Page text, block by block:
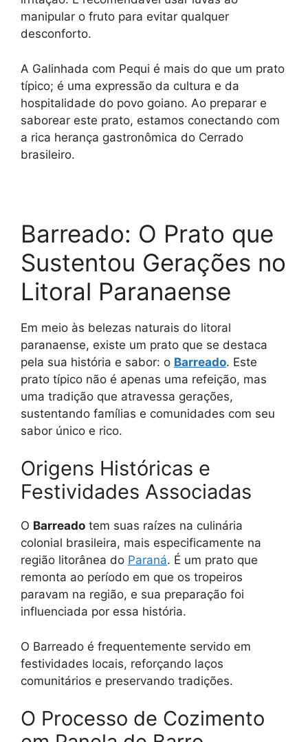
manipular o fruto para evitar qualquer
desconforto.
A Galinhada com Pequi é mais do que um prato
típico; é uma expressão da cultura e da
hospitalidade do povo goiano. Ao preparar e
saborear este prato, estamos conectando com
a rica herança gastronômica do Cerrado
brasileiro.
Barreado: O Prato que
Sustentou Gerações no
Litoral Paranaense
Em meio às belezas naturais do litoral
paranaense, existe um prato que se destaca
pela sua história e sabor: o Barreado. Este
prato típico não é apenas uma refeição, mas
uma tradição que atravessa gerações,
sustentando famílias e comunidades com seu
sabor único e rico.
Origens Históricas e
Festividades Associadas
O Barreado tem suas raízes na culinária
colonial brasileira, mais especificamente na
região litorânea do Paraná. É um prato que
remonta ao período em que os tropeiros
paravam na região, e sua preparação foi
influenciada por essa história.
O Barreado é frequentemente servido em
festividades locais, reforçando laços
comunitários e preservando tradições.
O Processo de Cozimento